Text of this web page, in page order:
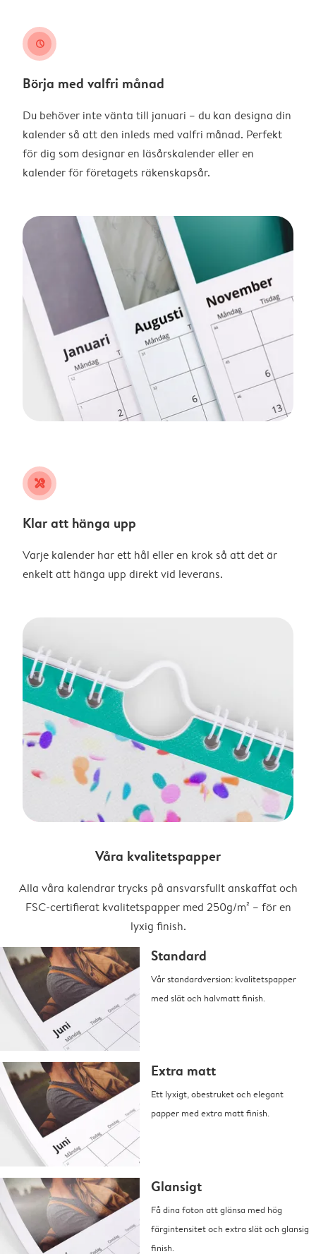
clock
Börja med valfri månad
Du behöver inte vänta till januari – du kan designa din
kalender så att den inleds med valfri månad. Perfekt
för dig som designar en läsårskalender eller en
kalender för företagets räkenskapsår.
tools
Klar att hänga upp
Varje kalender har ett hål eller en krok så att det är
enkelt att hänga upp direkt vid leverans.
Våra kvalitetspapper
Alla våra kalendrar trycks på ansvarsfullt anskaffat och
FSC-certifierat kvalitetspapper med 250g/m² – för en
lyxig finish.
Standard
Vår standardversion: kvalitetspapper
med slät och halvmatt finish.
Extra matt
Ett lyxigt, obestruket och elegant
papper med extra matt finish.
Glansigt
Få dina foton att glänsa med hög
färgintensitet och extra slät och glansig
finish.